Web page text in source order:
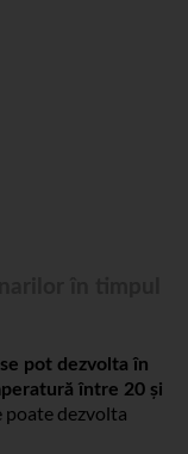
pot dezvolta în
între 20 și
dezvolta